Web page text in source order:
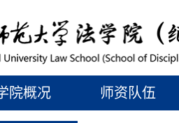
院概况 师资队伍